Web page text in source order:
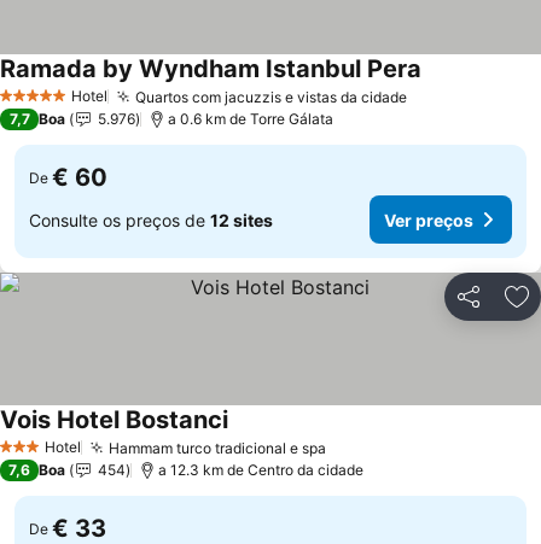
5 Estrelas Hotel Quartos com jacuzzis e vistas da cidadeVer preços
Ramada by Wyndham Istanbul Pera
7,7 Boa 5.976 a 0.6 km de Torre Gálata
De € 60
Consulte os preços de 12 sites Ver preços
Partilhar
3 EstrelasHotel Hammam turco tradicional e spa
Vois Hotel BostanciVer preços
7,6 Boa 454 a 12.3 km de Centro da cidade
De € 33